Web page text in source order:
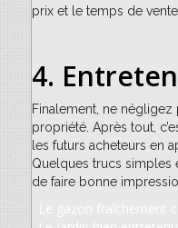
prix et le temps de
4.
Finalement, ne négligez
propriété. Après tout,
les futurs acheteurs en
Quelques trucs simples
de faire bonne